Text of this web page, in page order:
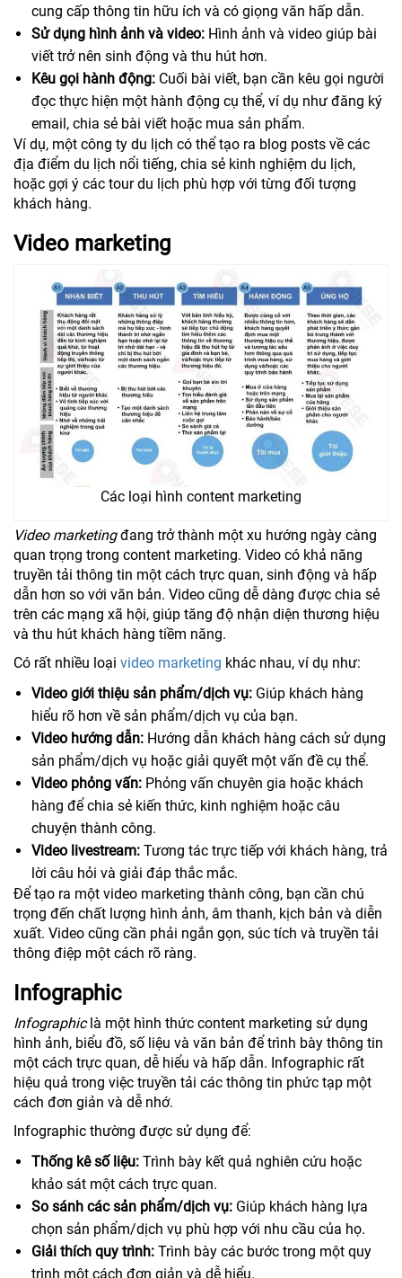
cung cấp thông tin hữu ích và có giọng văn hấp dẫn.
Sử dụng hình ảnh và video: Hình ảnh và video giúp bài
viết trở nên sinh động và thu hút hơn.
Kêu gọi hành động: Cuối bài viết, bạn cần kêu gọi người
đọc thực hiện một hành động cụ thể, ví dụ như đăng ký
email, chia sẻ bài viết hoặc mua sản phẩm.
Ví dụ, một công ty du lịch có thể tạo ra blog posts về các
địa điểm du lịch nổi tiếng, chia sẻ kinh nghiệm du lịch,
hoặc gợi ý các tour du lịch phù hợp với từng đối tượng
khách hàng.
Video marketing
Các loại hình content marketing
Video marketingđang trở thành một xu hướng ngày càng
quan trọng trong content marketing. Video có khả năng
truyền tải thông tin một cách trực quan, sinh động và hấp
dẫn hơn so với văn bản. Video cũng dễ dàng được chia sẻ
trên các mạng xã hội, giúp tăng độ nhận diện thương hiệu
và thu hút khách hàng tiềm năng.
Có rất nhiều loại video marketing khác nhau, ví dụ như:
Video giới thiệu sản phẩm/dịch vụ: Giúp khách hàng
hiểu rõ hơn về sản phẩm/dịch vụ của bạn.
Video hướng dẫn: Hướng dẫn khách hàng cách sử dụng
sản phẩm/dịch vụ hoặc giải quyết một vấn đề cụ thể.
Video phỏng vấn: Phỏng vấn chuyên gia hoặc khách
hàng để chia sẻ kiến thức, kinh nghiệm hoặc câu
chuyện thành công.
Video livestream: Tương tác trực tiếp với khách hàng, trả
lời câu hỏi và giải đáp thắc mắc.
Để tạo ra một video marketing thành công, bạn cần chú
trọng đến chất lượng hình ảnh, âm thanh, kịch bản và diễn
xuất. Video cũng cần phải ngắn gọn, súc tích và truyền tải
thông điệp một cách rõ ràng.
Infographic
Infographiclà một hình thức content marketing sử dụng
hình ảnh, biểu đồ, số liệu và văn bản để trình bày thông tin
một cách trực quan, dễ hiểu và hấp dẫn. Infographic rất
hiệu quả trong việc truyền tải các thông tin phức tạp một
cách đơn giản và dễ nhớ.
Infographic thường được sử dụng để:
Thống kê số liệu: Trình bày kết quả nghiên cứu hoặc
khảo sát một cách trực quan.
So sánh các sản phẩm/dịch vụ: Giúp khách hàng lựa
chọn sản phẩm/dịch vụ phù hợp với nhu cầu của họ.
Giải thích quy trình: Trình bày các bước trong một quy
trình một cách đơn giản và dễ hiểu.